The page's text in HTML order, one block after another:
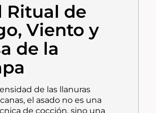
Ritual de
Viento y
de la
de las llanuras
el asado no es una
de cocción, sino una